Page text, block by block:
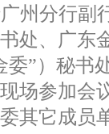
州分行副
处、广东
”）秘书
场参加会
其它成员